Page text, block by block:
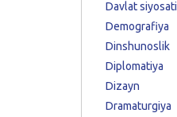
Davlat siyosati
Demografiya
Dinshunoslik
Diplomatiya
Dizayn
Dramaturgiya